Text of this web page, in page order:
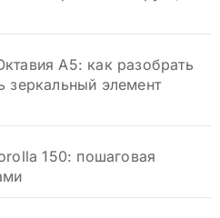
А5: как разобрать
зеркальный элемент
150: пошаговая